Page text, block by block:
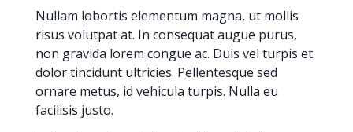
Nullam lobortis elementum magna, ut mollis
risus volutpat at. In consequat augue purus,
non gravida lorem congue ac. Duis vel turpis et
dolor tincidunt ultricies. Pellentesque sed
ornare metus, id vehicula turpis. Nulla eu
facilisis justo.